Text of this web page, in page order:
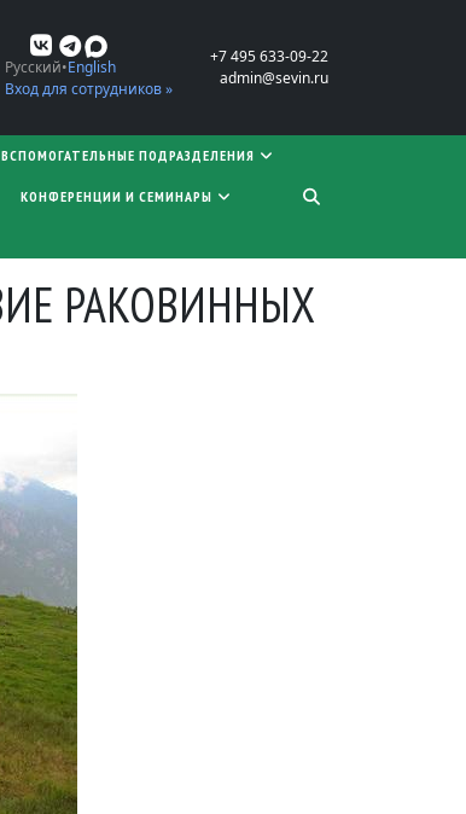
Русский English
Вход для сотрудников »
+7 495 633-09-22
admin@sevin.ru
ПОДРАЗДЕЛЕНИЯ
КОНФЕРЕНЦИИ И СЕМИНАРЫ
РАКОВИННЫХ